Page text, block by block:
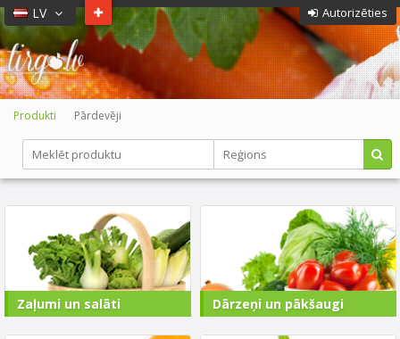
Autorizēties
LV
Produkti Pārdevēji
Zaļumi un salāti Dārzeņi un pākšaugi